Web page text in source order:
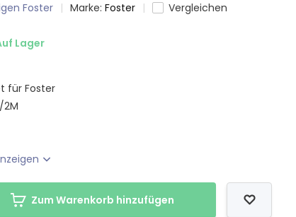
Foster Marke:Foster Vergleichen
Lager
für Foster
2M
Zum Warenkorb hinzufügen